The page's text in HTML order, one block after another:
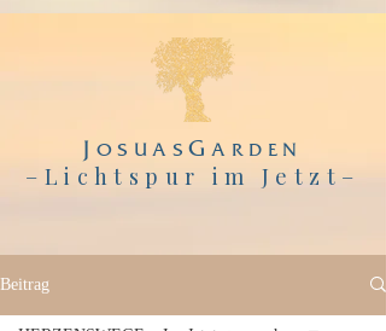
J OSUAS GARDEN
–Lichtspur im Jetzt –
Beitrag